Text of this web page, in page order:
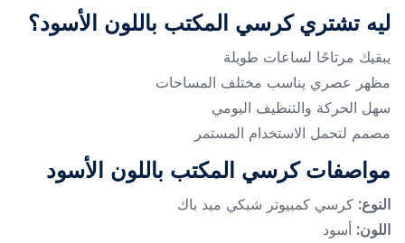
ليه تشتري كرسي المكتب باللون الأسود؟
يبقيك مرتاحًا لساعات طويلة
مظهر عصري يناسب مختلف المساحات
سهل الحركة والتنظيف اليومي
مصمم لتحمل الاستخدام المستمر
مواصفات كرسي المكتب باللون الأسود
النوع: كرسي كمبيوتر شبكي ميد باك
اللون: أسود